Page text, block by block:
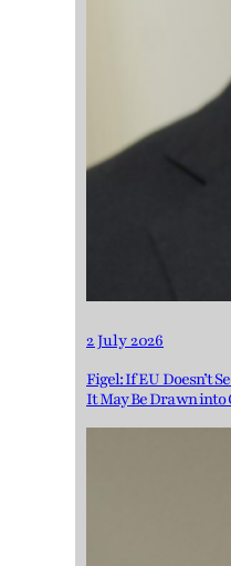
2 July 2026
Figel: If EU Doesn’t
It May Be Drawn